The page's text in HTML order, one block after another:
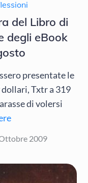
del Libro di
degli eBook
presentate le
Txtr a 319
di volersi
2009